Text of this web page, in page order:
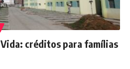
créditos para famílias